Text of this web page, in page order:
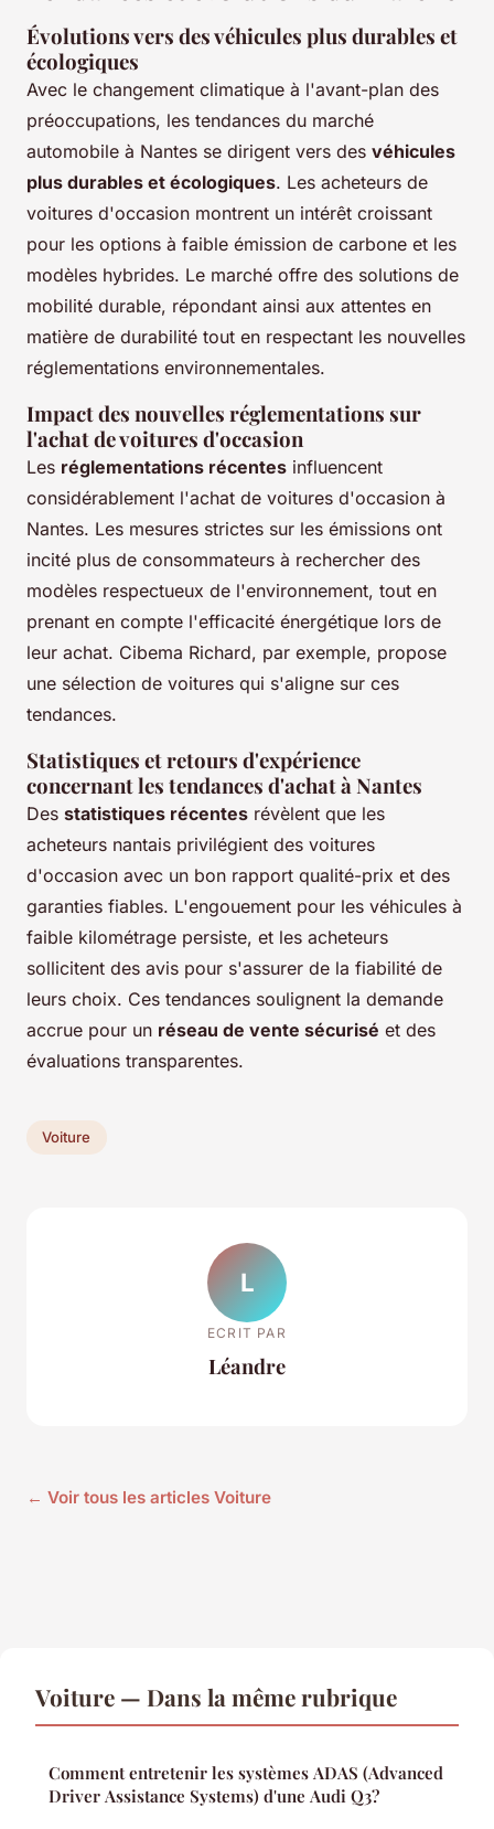
Évolutions vers des véhicules plus durables et
écologiques
Avec le changement climatique à l'avant-plan des
préoccupations, les tendances du marché
automobile à Nantes se dirigent vers des véhicules
plus durables et écologiques. Les acheteurs de
voitures d'occasion montrent un intérêt croissant
pour les options à faible émission de carbone et les
modèles hybrides. Le marché offre des solutions de
mobilité durable, répondant ainsi aux attentes en
matière de durabilité tout en respectant les nouvelles
réglementations environnementales.
Impact des nouvelles réglementations sur
l'achat de voitures d'occasion
Les réglementations récentes influencent
considérablement l'achat de voitures d'occasion à
Nantes. Les mesures strictes sur les émissions ont
incité plus de consommateurs à rechercher des
modèles respectueux de l'environnement, tout en
prenant en compte l'efficacité énergétique lors de
leur achat. Cibema Richard, par exemple, propose
une sélection de voitures qui s'aligne sur ces
tendances.
Statistiques et retours d'expérience
concernant les tendances d'achat à Nantes
Des statistiques récentes révèlent que les
acheteurs nantais privilégient des voitures
d'occasion avec un bon rapport qualité-prix et des
garanties fiables. L'engouement pour les véhicules à
faible kilométrage persiste, et les acheteurs
sollicitent des avis pour s'assurer de la fiabilité de
leurs choix. Ces tendances soulignent la demande
accrue pour un réseau de vente sécurisé et des
évaluations transparentes.
Voiture
L
ECRIT PAR
Léandre
← Voir tous les articles Voiture
Voiture — Dans la même rubrique
Comment entretenir les systèmes ADAS (Advanced
Driver Assistance Systems) d'une Audi Q3?